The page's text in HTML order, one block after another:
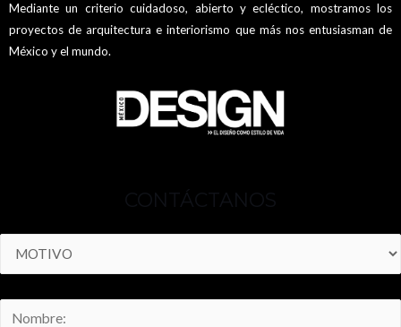
Mediante un criterio cuidadoso, abierto y ecléctico, mostramos los
proyectos de arquitectura e interiorismo que más nos entusiasman de
México y el mundo.
CONTÁCTANOS